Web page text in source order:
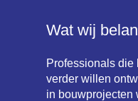
Wat wij
Professionals die
verder willen
in bouwprojecten